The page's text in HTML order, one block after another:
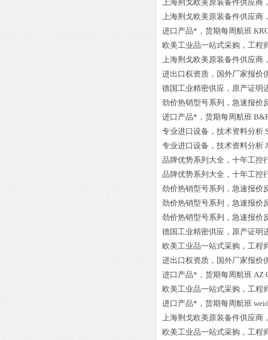
上海荆戈欧美原装备件供应商
上海荆戈欧美原装备件供应商
进口产品*，货期每周航班
欧美工业品一站式采购，工程
上海荆戈欧美原装备件供应商
进出口权资质，国外厂家报价
德国工业精密供应，原产证明
劲价热销型号系列，急速报价
进口产品*，货期每周航班
专业进口设备，技术资料分析
专业进口设备，技术资料分析
品牌优势系列大全，十年工控
品牌优势系列大全，十年工控
劲价热销型号系列，急速报价
劲价热销型号系列，急速报价
劲价热销型号系列，急速报价
德国工业精密供应，原产证明
欧美工业品一站式采购，工程
进出口权资质，国外厂家报价
进口产品*，货期每周航班 AZ
欧美工业品一站式采购，工程
进口产品*，货期每周航班
上海荆戈欧美原装备件供应商
欧美工业品一站式采购，工程